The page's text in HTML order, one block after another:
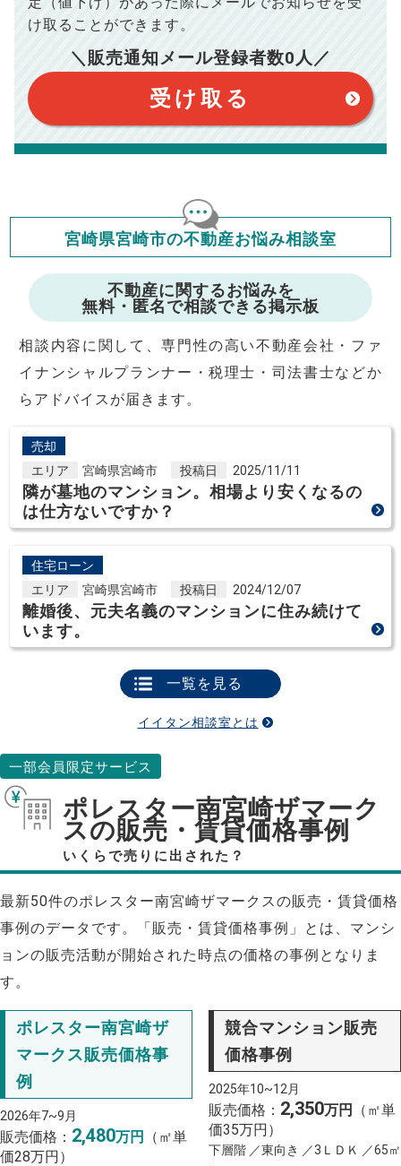
このシミュレーターは元利均等返済方式で試算しています。
このシミュレーターは、四捨五入にて計算しております。
このシミュレーターはお借り入れの全期間で金利が変わらない設
このシミュレーターでの結果は、お借り入れを保証するものでは
ありません。
このシミュレーターをご利用された方の、いかなる損害について
ますが、お借り入れの際に各金融機関にご相談ください。
会員マイページでは
修繕費・管理費の計算もできます
※上記売却費用には、住所変更登記の費用、引っ越し費用、住
宅ローンの一括繰上返済の手数料等は含まれておりませんの
で予めご了承ください。
おります。（物件価格×3%＋6万円＋消費税）
け取ることができます。
＼販売通知メール登録者数0 人／
受け取る
宮崎県宮崎市の不動産お悩み相談室
不動産に関するお悩みを
無料・匿名で相談できる掲示板
相談内容に関して、専門性の高い不動産会社・ファ
イナンシャルプランナー・税理士・司法書士などか
らアドバイスが届きます。
売却
エリア
宮崎県宮崎市 投稿日 2025/11/11
隣が墓地のマンション。相場より安くなるの
は仕方ないですか？
住宅ローン
エリア
宮崎県宮崎市 投稿日 2024/12/07
離婚後、元夫名義のマンションに住み続けて
います。
一覧を見る
イイタン相談室とは
一部会員限定サービス
ポレスター南宮崎ザマーク
スの販売・賃貸価格事例
いくらで売りに出された？
最新50件のポレスター南宮崎ザマークスの販売・賃貸価格
事例のデータです。「販売・賃貸価格事例」とは、マンシ
ョンの販売活動が開始された時点の価格の事例となりま
す。
ポレスター南宮崎ザ
マークス販売価格事
例
2026年7~9月
販売価格： 2,480万円
（㎡単
価28万円）
競合マンション販売
価格事例
2025年10~12月
販売価格： 2,350万円
（㎡単
価35万円）
下層階 ／東向き ／3ＬＤＫ ／65㎡